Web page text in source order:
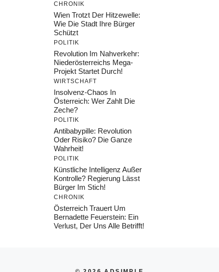
CHRONIK
Wien Trotzt Der Hitzewelle:
Wie Die Stadt Ihre Bürger
Schützt
POLITIK
Revolution Im Nahverkehr:
Niederösterreichs Mega-
Projekt Startet Durch!
WIRTSCHAFT
Insolvenz-Chaos In
Österreich: Wer Zahlt Die
Zeche?
POLITIK
Antibabypille: Revolution
Oder Risiko? Die Ganze
Wahrheit!
POLITIK
Künstliche Intelligenz Außer
Kontrolle? Regierung Lässt
Bürger Im Stich!
CHRONIK
Österreich Trauert Um
Bernadette Feuerstein: Ein
Verlust, Der Uns Alle Betrifft!